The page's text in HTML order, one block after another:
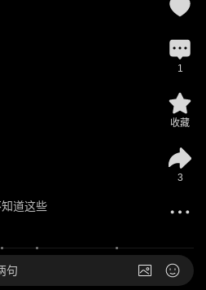
道这些
1
收藏
3
句